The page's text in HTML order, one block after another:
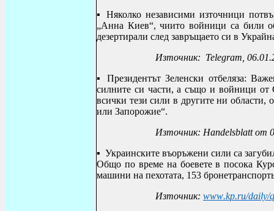
▪ Няколко независими източници
„Анна Киев“, чиито войници са били
дезертирали след завръщаето си в
Източник: Telegram ,
▪ Президентът Зеленски отбеляза:
силните си части, а също и войници от
всички тези сили в другите ни
или Запорожие“.
Източник: Handelsblatt от
▪ Украинските въоръжени сили са
Общо по време на боевете в посока
машини на пехотата, 153
Източник: www.kp.ru/daily/q